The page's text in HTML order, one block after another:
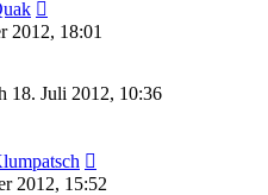
2012, 18:01
18. Juli 2012, 10:36
2012, 15:52